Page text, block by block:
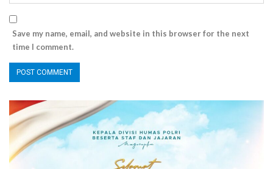
Save my name, email, and website in this browser for the next
time I comment.